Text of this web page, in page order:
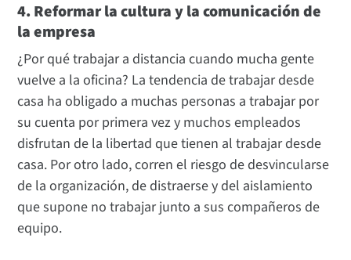
4. Reformar la cultura y la comunicación de
la empresa
¿Por qué trabajar a distancia cuando mucha gente
vuelve a la oficina? La tendencia de trabajar desde
casa ha obligado a muchas personas a trabajar por
su cuenta por primera vez y muchos empleados
disfrutan de la libertad que tienen al trabajar desde
casa. Por otro lado, corren el riesgo de desvincularse
de la organización, de distraerse y del aislamiento
que supone no trabajar junto a sus compañeros de
equipo.